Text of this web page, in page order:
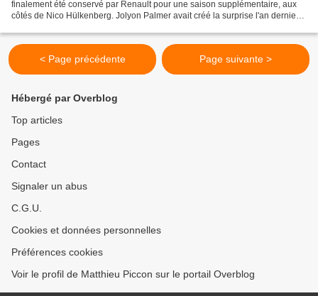
finalement été conservé par Renault pour une saison supplémentaire, aux
côtés de Nico Hülkenberg. Jolyon Palmer avait créé la surprise l'an dernier
< Page précédente Page suivante >
Hébergé par Overblog
Top articles
Pages
Contact
Signaler un abus
C.G.U.
Cookies et données personnelles
Préférences cookies
Voir le profil de Matthieu Piccon sur le portail Overblog